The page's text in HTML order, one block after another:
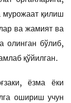
мурожаат қилиш
ва жамият ва
олинган бўлиб,
қўйилган.
ёзма ёки
ошириш учун